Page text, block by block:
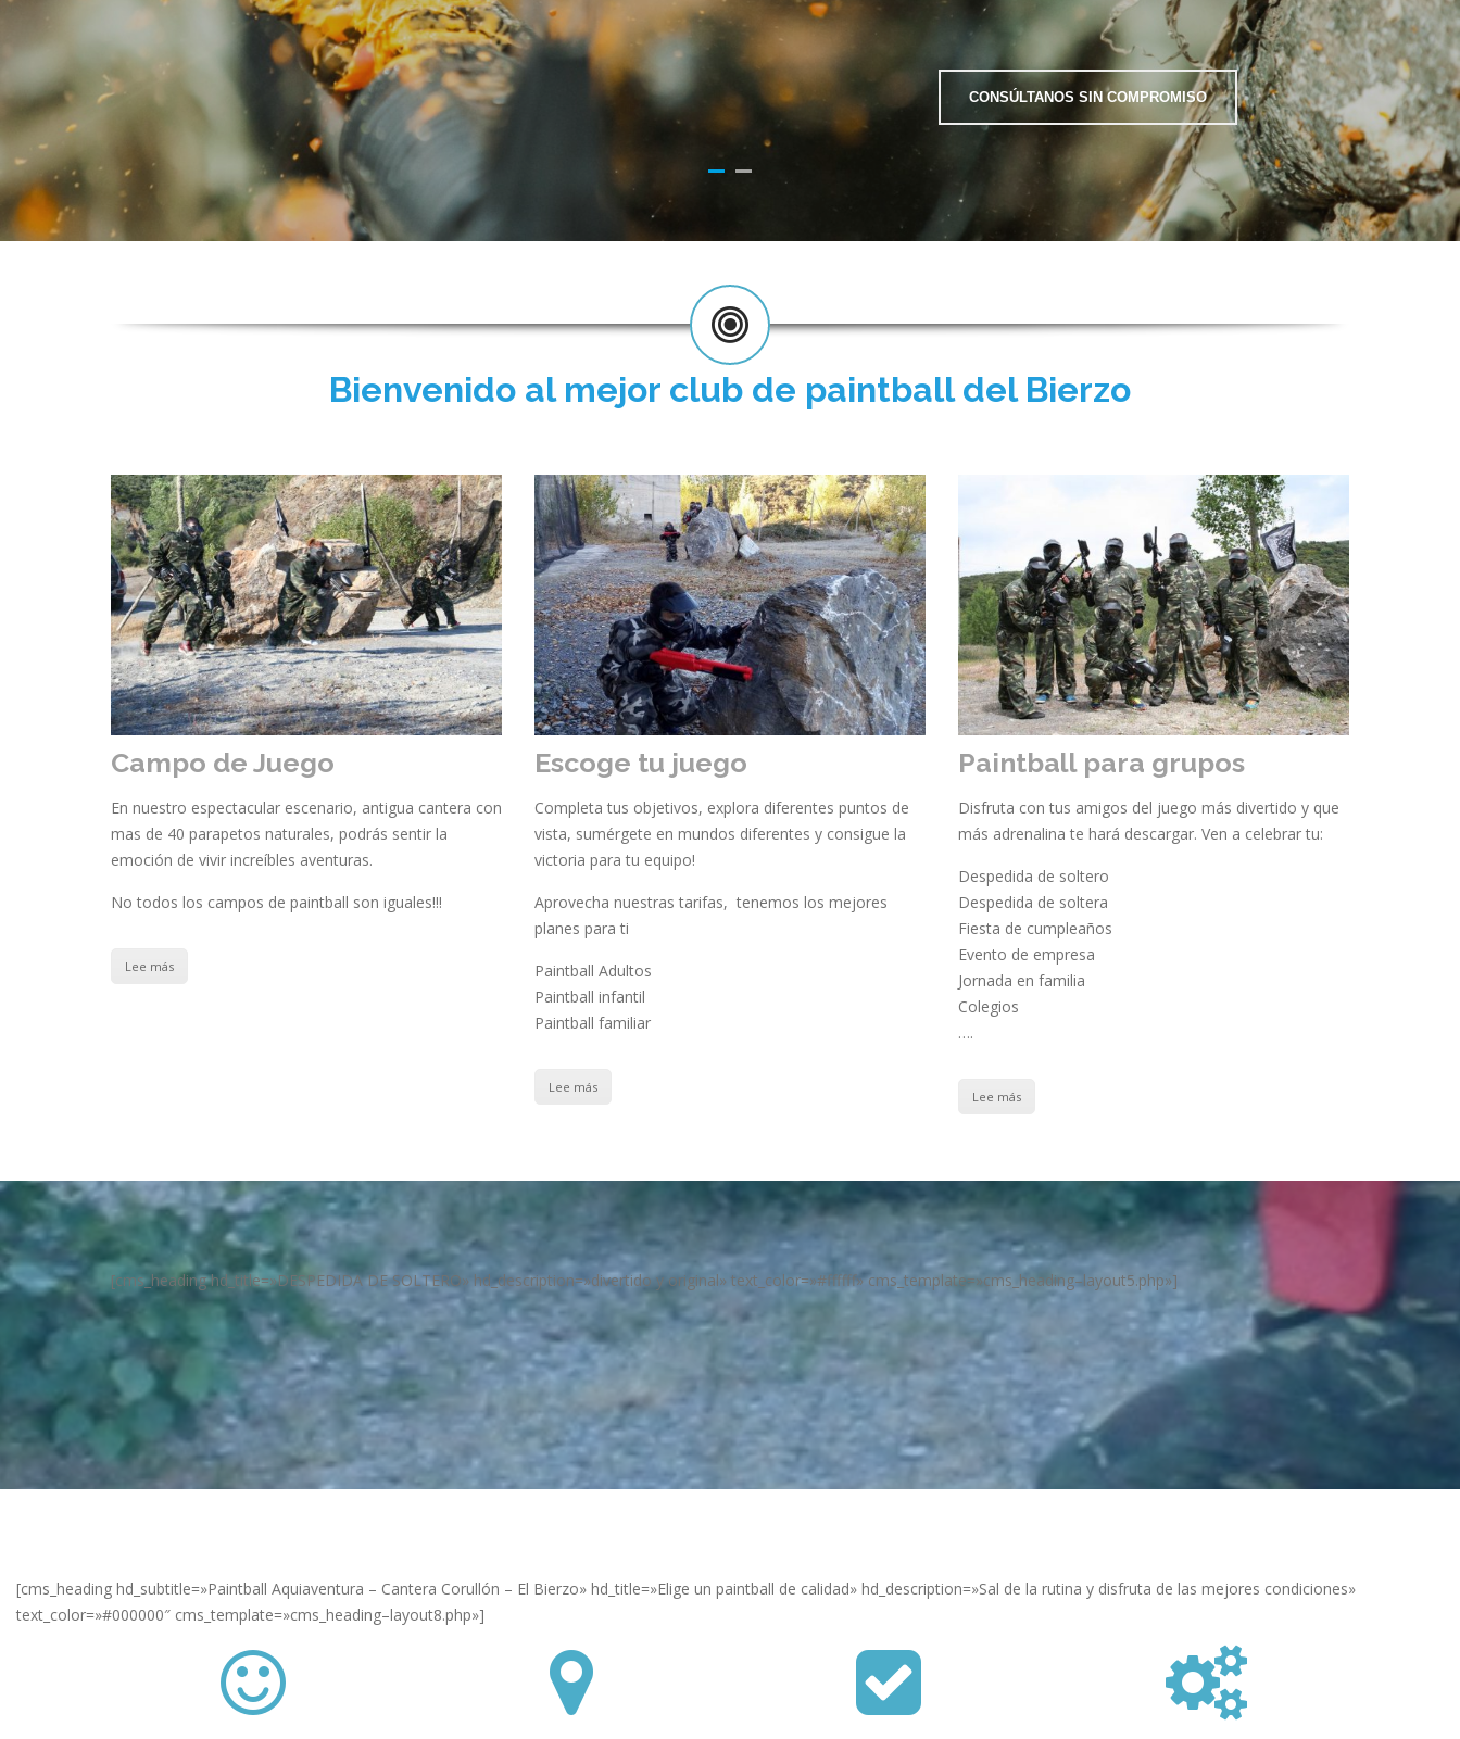
CONSÚLTANOS SIN COMPROMISO
Bienvenido al mejor club de paintball del Bierzo
Campo de Juego
En nuestro espectacular escenario, antigua cantera con
mas de 40 parapetos naturales, podrás sentir la
emoción de vivir increíbles aventuras.
No todos los campos de paintball son iguales!!!
Lee más
Escoge tu juego
Completa tus objetivos, explora diferentes puntos de
vista, sumérgete en mundos diferentes y consigue la
victoria para tu equipo!
Aprovecha nuestras tarifas, tenemos los mejores
planes para ti
Paintball Adultos
Paintball infantil
Paintball familiar
Lee más
Paintball para grupos
Disfruta con tus amigos del juego más divertido y que
más adrenalina te hará descargar. Ven a celebrar tu:
Despedida de soltero
Despedida de soltera
Fiesta de cumpleaños
Evento de empresa
Jornada en familia
Colegios
….
Lee más
[cms_heading hd_title=»DESPEDIDA DE SOLTERO» hd_description=»divertido y original» text_color=»#ffffff» cms_template=»cms_heading–layout5.php»]
[cms_heading hd_subtitle=»Paintball Aquiaventura – Cantera Corullón – El Bierzo» hd_title=»Elige un paintball de calidad» hd_description=»Sal de la rutina y disfruta de las mejores condiciones»
text_color=»#000000″ cms_template=»cms_heading–layout8.php»]